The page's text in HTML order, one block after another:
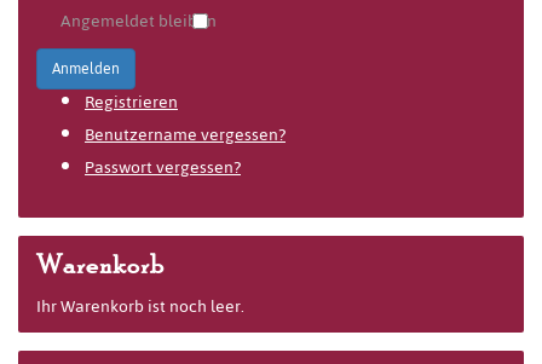
Angemeldet bleiben
Anmelden
Registrieren
Benutzername vergessen?
Passwort vergessen?
Warenkorb
Ihr Warenkorb ist noch leer.